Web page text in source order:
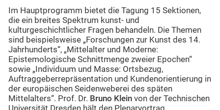
Im Hauptprogramm bietet die Tagung 15 Sektionen,
die ein breites Spektrum kunst- und
kulturgeschichtlicher Fragen behandeln. Die Themen
sind beispielsweise „Forschungen zur Kunst des 14.
Jahrhunderts“, „Mittelalter und Moderne:
Epistemologische Schnittmenge zweier Epochen“
sowie „Individuum und Masse: Ortsbezug,
Auftraggeberrepräsentation und Kundenorientierung in
der europäischen Seidenweberei des späten
Mittelalters“. Prof. Dr. Bruno Klein von der Technischen